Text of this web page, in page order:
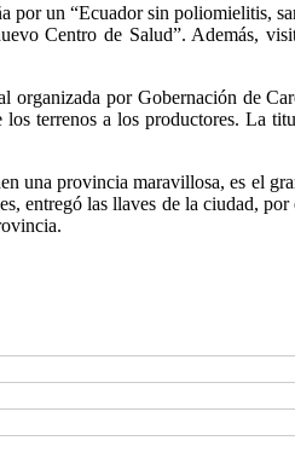
un “Ecuador sin poliomielitis,
Centro de Salud”. Además,
por Gobernación de
terrenos a los productores. La
provincia maravillosa, es el
las llaves de la ciudad,